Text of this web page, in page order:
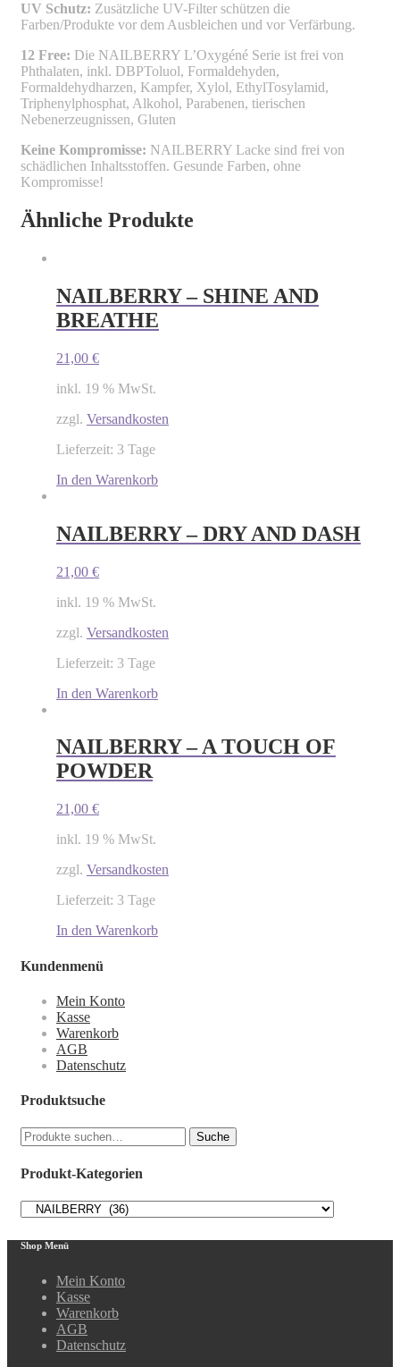
UV Schutz: Zusätzliche UV-Filter schützen die
Farben/Produkte vor dem Ausbleichen und vor Verfärbung.
12 Free: Die NAILBERRY L’Oxygéné Serie ist frei von
Phthalaten, inkl. DBPToluol, Formaldehyden,
Formaldehydharzen, Kampfer, Xylol, EthylTosylamid,
Triphenylphosphat, Alkohol, Parabenen, tierischen
Nebenerzeugnissen, Gluten
Keine Kompromisse: NAILBERRY Lacke sind frei von
schädlichen Inhaltsstoffen. Gesunde Farben, ohne
Kompromisse!
Ähnliche Produkte
NAILBERRY – SHINE AND
BREATHE
21,00 €
inkl. 19 % MwSt.
zzgl. Versandkosten
Lieferzeit: 3 Tage
In den Warenkorb
NAILBERRY – DRY AND DASH
21,00 €
inkl. 19 % MwSt.
zzgl. Versandkosten
Lieferzeit: 3 Tage
In den Warenkorb
NAILBERRY – A TOUCH OF
POWDER
21,00 €
inkl. 19 % MwSt.
zzgl. Versandkosten
Lieferzeit: 3 Tage
In den Warenkorb
Kundenmenü
Mein Konto
Kasse
Warenkorb
AGB
Datenschutz
Produktsuche
Suche
nach:
Suche
Produkt-Kategorien
Shop Menü
Mein Konto
Kasse
Warenkorb
AGB
Datenschutz